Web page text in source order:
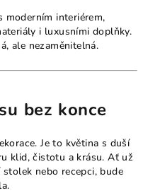
moderním interiérem,
i luxusními doplňky.
ale nezaměnitelná.
bez konce
Je to květina s duší
klid, čistotu a krásu. Ať už
nebo recepci, bude